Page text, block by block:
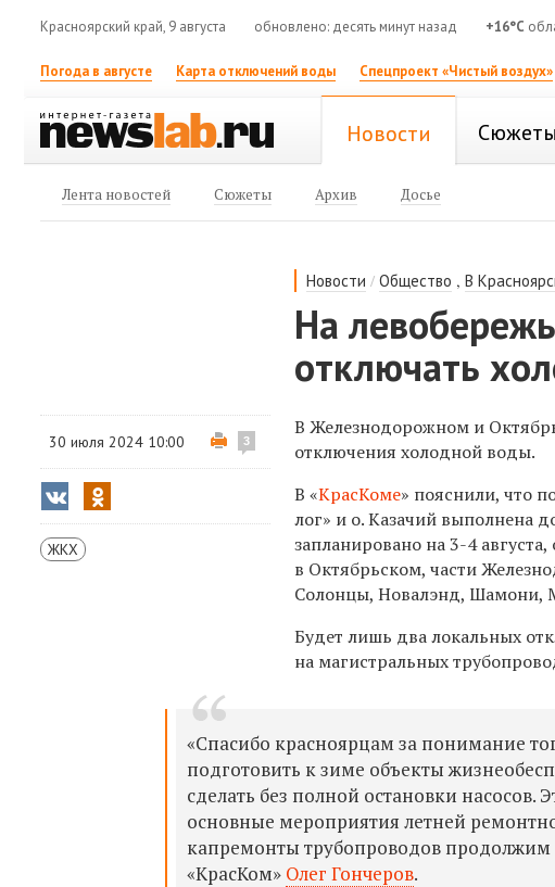
Красноярский край, 9 августа обновлено: десять минут назад +16°C
Погода в августе Карта отключений воды Спецпроект «Чистый воздух»
Новости Сюжеты
Лента новостей Сюжеты Архив Досье
Новости /Общество ,В
На
отключать
30 июля 2024 10:00 3
ЖКХ
В Железнодорожном и
отключения холодной воды.
В «КрасКоме» пояснили, что
лог» и о. Казачий выполнена
запланировано на 3-4
в Октябрьском, части
Солонцы, Новалэнд, Шамони,
Будет лишь два локальных
на магистральных
«Спасибо красноярцам за понимание
подготовить к зиме объекты
сделать без полной остановки
основные мероприятия летней
капремонты трубопроводов продолжим
«КрасКом» Олег Гончеров.